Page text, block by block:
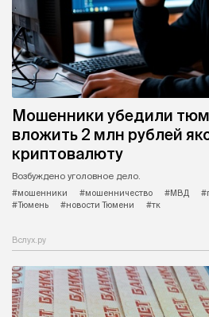
Мошенники убедили
вложить 2 млн рублей
криптовалюту
Возбуждено уголовное дело.
#мошенники
#мошенничество #МВД
#Тюмень
#новости Тюмени #тк
Вслух.ру